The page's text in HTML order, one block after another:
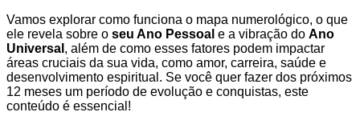
Vamos explorar como funciona o mapa numerológico, o que
ele revela sobre o seu Ano Pessoal e a vibração do Ano
Universal , além de como esses fatores podem impactar
áreas cruciais da sua vida, como amor, carreira, saúde e
desenvolvimento espiritual. Se você quer fazer dos próximos
12 meses um período de evolução e conquistas, este
conteúdo é essencial!